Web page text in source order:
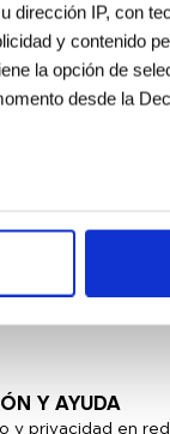
IP, con
y contenido
la opción de
desde la
precisión de
sus
con nuestros
les haya
Y AYUDA
y privacidad en